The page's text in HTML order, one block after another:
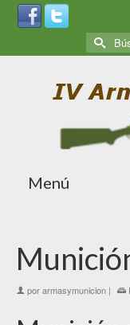
Menú
porarmasymunicion |